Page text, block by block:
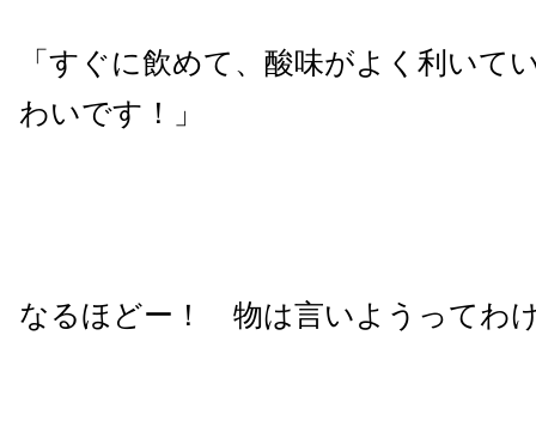
「すぐに飲めて、酸味がよく利いて
わいです！」
なるほどー！ 物は言いようってわ